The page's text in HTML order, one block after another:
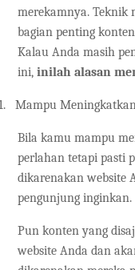
merekamnya. Teknik
bagian penting
Kalau Anda masih
ini, inilah alasan
Mampu
Bila kamu mampu
perlahan tetapi pasti
dikarenakan website
pengunjung inginkan.
Pun konten yang
website Anda dan